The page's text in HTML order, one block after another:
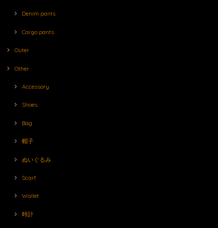
Denim pants
Cargo pants
Outer
Other
Accessory
Shoes
Bag
帽子
ぬいぐるみ
Scarf
Wallet
時計